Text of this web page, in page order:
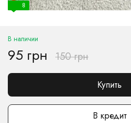
8
В наличии
95 грн 150 грн
Купить
В кредит